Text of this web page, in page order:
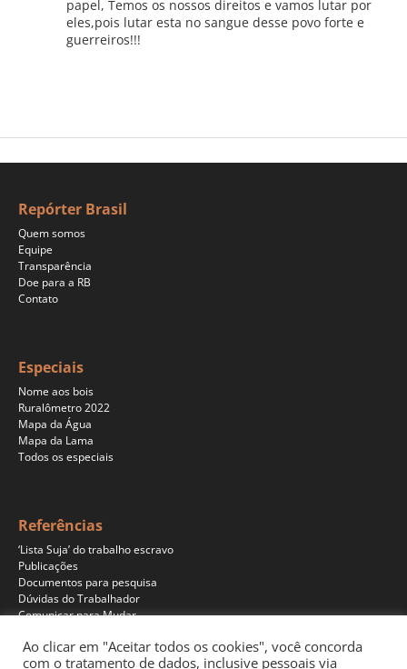
papel, Temos os nossos direitos e vamos lutar por
eles,pois lutar esta no sangue desse povo forte e
guerreiros!!!
Repórter Brasil
Quem somos
Equipe
Transparência
Doe para a RB
Contato
Especiais
Nome aos bois
Ruralômetro 2022
Mapa da Água
Mapa da Lama
Todos os especiais
Referências
‘Lista Suja’ do trabalho escravo
Publicações
Documentos para pesquisa
Dúvidas do Trabalhador
Comunicar para Mudar
Ao clicar em "Aceitar todos os cookies", você concorda
com o tratamento de dados, inclusive pessoais via